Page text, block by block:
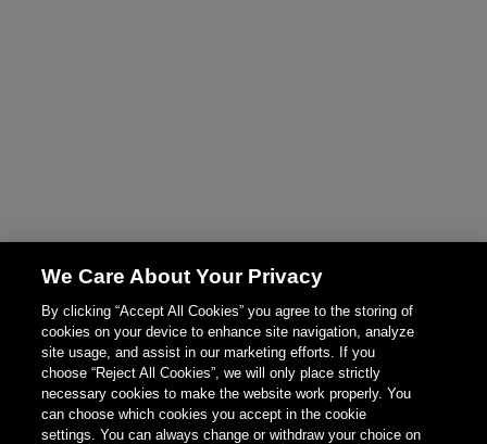
We Care About Your Privacy
By clicking “Accept All Cookies” you agree to the storing of
cookies on your device to enhance site navigation, analyze
site usage, and assist in our marketing efforts. If you
choose “Reject All Cookies”, we will only place strictly
necessary cookies to make the website work properly. You
can choose which cookies you accept in the cookie
settings. You can always change or withdraw your choice on